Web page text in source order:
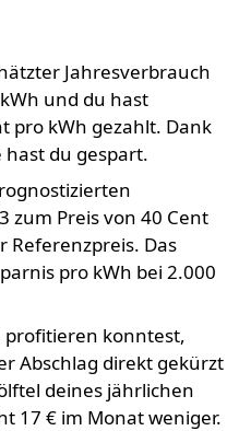
Jahresverbrauch
und du hast
pro kWh gezahlt. Dank
du gespart.
zum Preis von 40 Cent
Referenzpreis. Das
pro kWh bei 2.000
profitieren konntest,
Abschlag direkt gekürzt
deines jährlichen
17 € im Monat weniger.